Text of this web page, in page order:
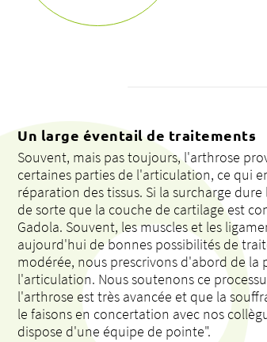
Un large éventail de traitements
Souvent, mais pas toujours, l'arthrose
certaines parties de l'articulation, ce qui
réparation des tissus. Si la surcharge
de sorte que la couche de cartilage est
Gadola. Souvent, les muscles et les
aujourd'hui de bonnes possibilités de
modérée, nous prescrivons d'abord de
l'articulation. Nous soutenons ce
l'arthrose est très avancée et que la
le faisons en concertation avec nos
dispose d'une équipe de pointe".